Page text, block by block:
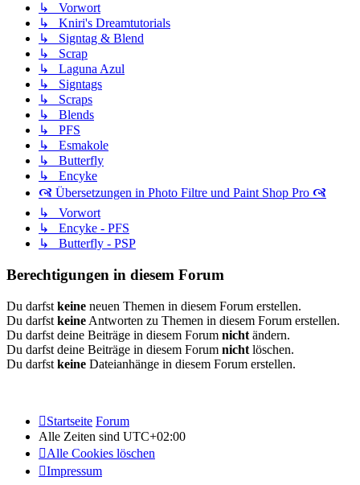
↳ Vorwort
↳ Kniri's Dreamtutorials
↳ Signtag & Blend
↳ Scrap
↳ Laguna Azul
↳ Signtags
↳ Scraps
↳ Blends
↳ PFS
↳ Esmakole
↳ Butterfly
↳ Encyke
🙧 Übersetzungen in Photo Filtre und Paint Shop Pro 🙧
↳ Vorwort
↳ Encyke - PFS
↳ Butterfly - PSP
Berechtigungen in diesem Forum
Du darfst keine neuen Themen in diesem Forum erstellen.
Du darfst keine Antworten zu Themen in diesem Forum erstellen.
Du darfst deine Beiträge in diesem Forum nicht ändern.
Du darfst deine Beiträge in diesem Forum nicht löschen.
Du darfst keine Dateianhänge in diesem Forum erstellen.
Startseite Forum
Alle Zeiten sind UTC+02:00
Alle Cookies löschen
Impressum